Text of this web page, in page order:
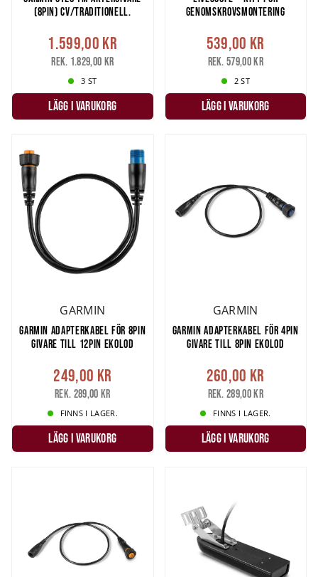
(8PIN) CV/TRADITIONELL.
1.599,00 kr
Rek. 1.829,00 kr
3 ST
LÄGG I VARUKORG
GENOMSKROVSMONTERING
539,00 kr
Rek. 579,00 kr
2 ST
LÄGG I VARUKORG
GARMIN
GARMIN ADAPTERKABEL FÖR 8PIN
GIVARE TILL 12PIN EKOLOD
249,00 kr
Rek. 289,00 kr
FINNS I LAGER.
LÄGG I VARUKORG
GARMIN
GARMIN ADAPTERKABEL FÖR 4PIN
GIVARE TILL 8PIN EKOLOD
260,00 kr
Rek. 289,00 kr
FINNS I LAGER.
LÄGG I VARUKORG